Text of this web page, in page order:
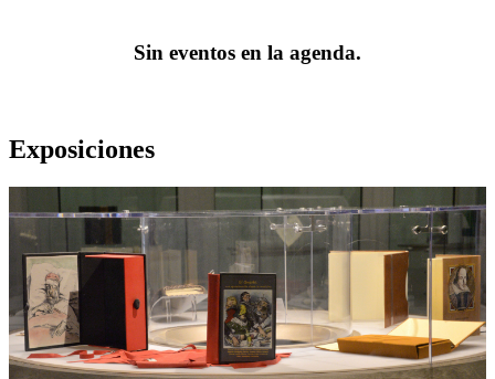
Sin eventos en la agenda.
Exposiciones